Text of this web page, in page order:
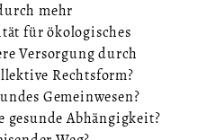
mehr
für ökologisches
Versorgung durch
Rechtsform?
Gemeinwesen?
Abhängigkeit?